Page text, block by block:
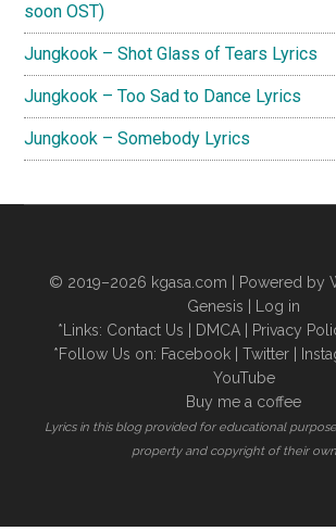
soon OST)
Jungkook – Shot Glass of Tears Lyrics
Jungkook – Too Sad to Dance Lyrics
Jungkook – Somebody Lyrics
© 2019–2026 kgasa.com | Powered by
Genesis |
Log in
*Links: Contact Us DMCA Privacy
*Follow Us on: Facebook| Twitter|
YouTube
Buy me a coffee
Lyrics in this blog provided for educational
property and copyright of their